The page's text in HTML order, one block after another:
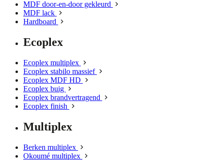
MDF door-en-door gekleurd
MDF lack
Hardboard
Ecoplex
Ecoplex multiplex
Ecoplex stabilo massief
Ecoplex MDF HD
Ecoplex buig
Ecoplex brandvertragend
Ecoplex finish
Multiplex
Berken multiplex
Okoumé multiplex